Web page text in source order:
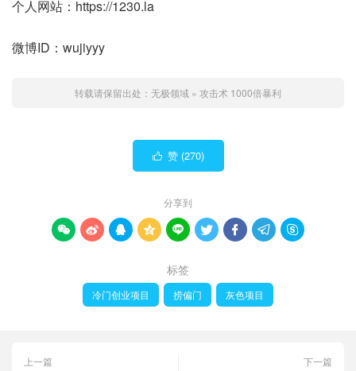
个人网站：https://1230.la
微博ID：wujiyyy
转载请保留出处： 无极领域 » 攻击术 1000倍暴利
 赞 (270)
分享到
        
标签
冷门创业项目 捞偏门 灰色项目
上一篇
下一篇